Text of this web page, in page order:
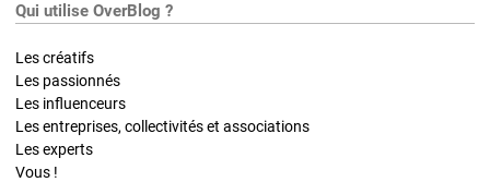
Qui utilise OverBlog ?
Les créatifs
Les passionnés
Les influenceurs
Les entreprises, collectivités et associations
Les experts
Vous !